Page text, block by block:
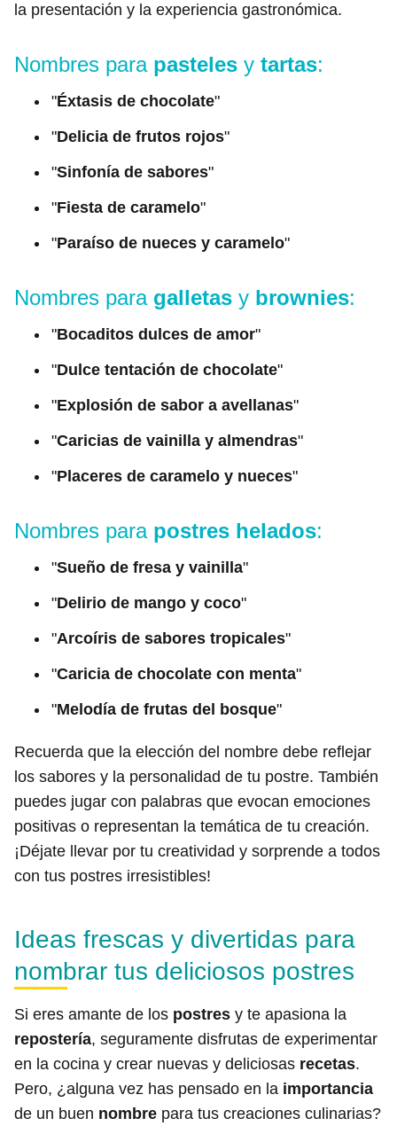
la presentación y la experiencia gastronómica.
Nombres para pasteles y tartas:
"Éxtasis de chocolate"
"Delicia de frutos rojos"
"Sinfonía de sabores"
"Fiesta de caramelo"
"Paraíso de nueces y caramelo"
Nombres para galletas y brownies:
"Bocaditos dulces de amor"
"Dulce tentación de chocolate"
"Explosión de sabor a avellanas"
"Caricias de vainilla y almendras"
"Placeres de caramelo y nueces"
Nombres para postres helados:
"Sueño de fresa y vainilla"
"Delirio de mango y coco"
"Arcoíris de sabores tropicales"
"Caricia de chocolate con menta"
"Melodía de frutas del bosque"
Recuerda que la elección del nombre debe reflejar
los sabores y la personalidad de tu postre. También
puedes jugar con palabras que evocan emociones
positivas o representan la temática de tu creación.
¡Déjate llevar por tu creatividad y sorprende a todos
con tus postres irresistibles!
Ideas frescas y divertidas para
nombrar tus deliciosos postres
Si eres amante de los postres y te apasiona la
repostería, seguramente disfrutas de experimentar
en la cocina y crear nuevas y deliciosas recetas.
Pero, ¿alguna vez has pensado en la importancia
de un buen nombre para tus creaciones culinarias?